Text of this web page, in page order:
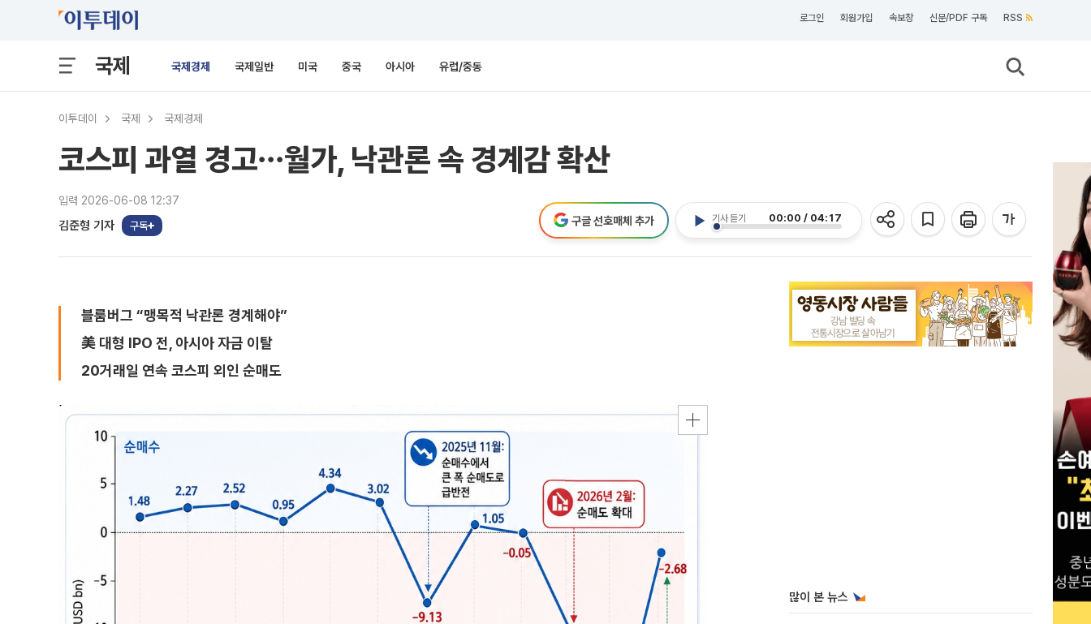
로그인 회원가입 속보창 신문/PDF 구독 RSS
국제 국제경제 국제일반 미국 중국 아시아 유럽/중동
이투데이 국제 국제경제
코스피 과열 경고⋯월가, 낙관론 속 경계감 확산
입력 2026-06-08 12:37
김준형 기자 구독
기사 듣기 00:00 / 04:17
구글 선호매체 추가
블룸버그 “맹목적 낙관론 경계해야”
美 대형 IPO 전, 아시아 자금 이탈
20거래일 연속 코스피 외인 순매도
많이 본 뉴스